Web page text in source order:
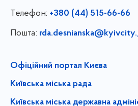
Телефон: +380 (44) 515-66-66
Пошта:
Офіційний портал Києва
Київська міська рада
Київська міська державна